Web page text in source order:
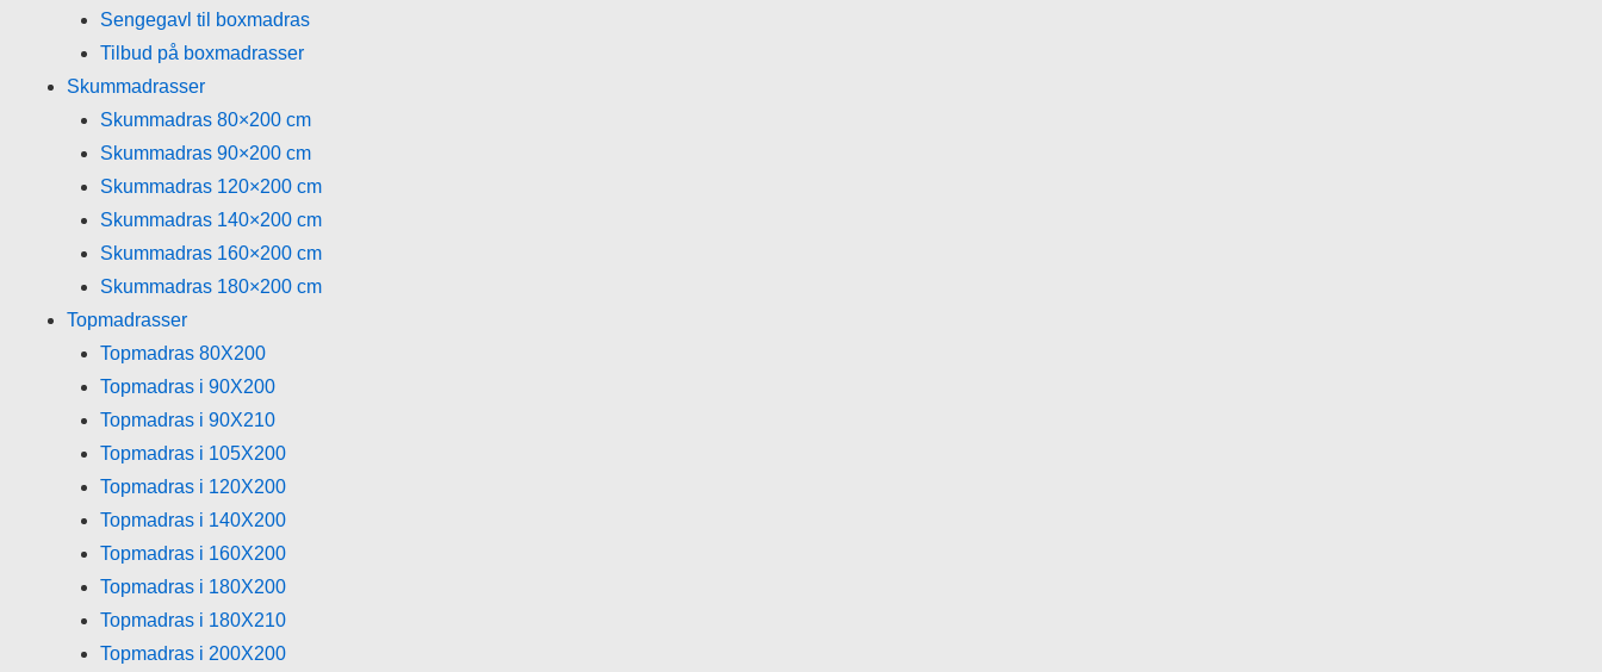
Sengegavl til boxmadras
Tilbud på boxmadrasser
Skummadrasser
Skummadras 80×200 cm
Skummadras 90×200 cm
Skummadras 120×200 cm
Skummadras 140×200 cm
Skummadras 160×200 cm
Skummadras 180×200 cm
Topmadrasser
Topmadras 80X200
Topmadras i 90X200
Topmadras i 90X210
Topmadras i 105X200
Topmadras i 120X200
Topmadras i 140X200
Topmadras i 160X200
Topmadras i 180X200
Topmadras i 180X210
Topmadras i 200X200